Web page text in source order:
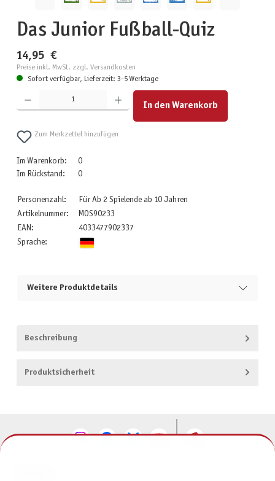
Das Junior Fußball-Quiz
14,95 €
Preise inkl. MwSt. zzgl. Versandkosten
Sofort verfügbar, Lieferzeit: 3-5 Werktage
Produkt Anzahl: Gib den gewünschten Wert ein oder benutze die Schaltflächen um die Anzahl zu
In den Warenkorb
Zum Merkzettel hinzufügen
Im Warenkorb:
0
Im Rückstand:
0
Personenzahl:
Für Ab 2 Spielende ab 10 Jahren
Artikelnummer:
MOS90233
EAN:
4033477902337
Sprache:
Weitere Produktdetails
Beschreibung
Produktsicherheit